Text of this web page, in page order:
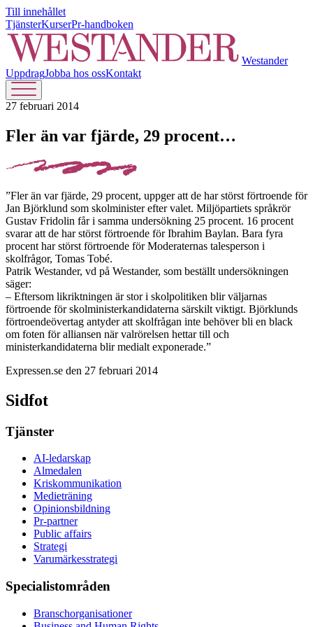
Till innehållet
TjänsterKurserPr-handboken
Westander
UppdragJobba hos ossKontakt
27 februari 2014
Fler än var fjärde, 29 procent…
”Fler än var fjärde, 29 procent, uppger att de har störst förtroende för
Jan Björklund som skolminister efter valet. Miljöpartiets språkrör
Gustav Fridolin får i samma undersökning 25 procent. 16 procent
svarar att de har störst förtroende för Ibrahim Baylan. Bara fyra
procent har störst förtroende för Moderaternas talesperson i
skolfrågor, Tomas Tobé.
Patrik Westander, vd på Westander, som beställt undersökningen
säger:
– Eftersom likriktningen är stor i skolpolitiken blir väljarnas
förtroende för skolministerkandidaterna särskilt viktigt. Björklunds
förtroendeövertag antyder att skolfrågan inte behöver bli en black
om foten för alliansen när valrörelsen hettar till och
ministerkandidaterna blir medialt exponerade.”
Expressen.se den 27 februari 2014
Sidfot
Tjänster
AI-ledarskap
Almedalen
Kris­kommunikation
Medieträning
Opinionsbildning
Pr-partner
Public affairs
Strategi
Varumärkesstrategi
Specialistområden
Branschorganisationer